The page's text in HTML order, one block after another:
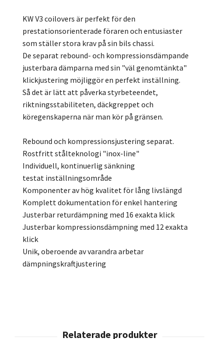
KW V3 coilovers är perfekt för den
prestationsorienterade föraren och entusiaster
som ställer stora krav på sin bils chassi.
De separat rebound- och kompressionsdämpande
justerbara dämparna med sin "väl genomtänkta"
klickjustering möjliggör en perfekt inställning.
Så det är lätt att påverka styrbeteendet,
riktningsstabiliteten, däckgreppet och
köregenskaperna när man kör på gränsen.
Rebound och kompressionsjustering separat.
Rostfritt stålteknologi "inox-line"
Individuell, kontinuerlig sänkning
testat inställningsområde
Komponenter av hög kvalitet för lång livslängd
Komplett dokumentation för enkel hantering
Justerbar returdämpning med 16 exakta klick
Justerbar kompressionsdämpning med 12 exakta
klick
Unik, oberoende av varandra arbetar
dämpningskraftjustering